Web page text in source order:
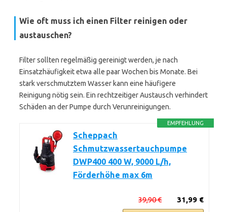
Wie oft muss ich einen Filter reinigen oder
austauschen?
Filter sollten regelmäßig gereinigt werden, je nach
Einsatzhäufigkeit etwa alle paar Wochen bis Monate. Bei
stark verschmutztem Wasser kann eine häufigere
Reinigung nötig sein. Ein rechtzeitiger Austausch verhindert
Schäden an der Pumpe durch Verunreinigungen.
EMPFEHLUNG
Scheppach
Schmutzwassertauchpumpe
DWP400 400 W, 9000 L/h,
Förderhöhe max 6m
31,99 €
39,90 €